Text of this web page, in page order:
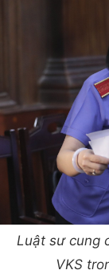
Luật sư cung
VKS